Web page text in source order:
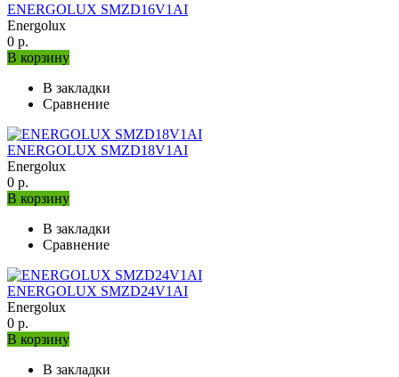
ENERGOLUX SMZD16V1AI
Energolux
0 р.
В корзину
В закладки
Сравнение
ENERGOLUX SMZD18V1AI
Energolux
0 р.
В корзину
В закладки
Сравнение
ENERGOLUX SMZD24V1AI
Energolux
0 р.
В корзину
В закладки